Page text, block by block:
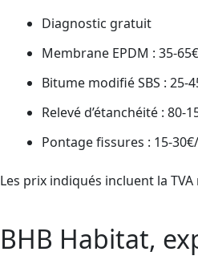
Diagnostic gratuit
Membrane EPDM : 35-
Bitume modifié SBS : 25-
Relevé d’étanchéité : 80-
Pontage fissures : 15-
Les prix indiqués incluent la
BHB Habitat,